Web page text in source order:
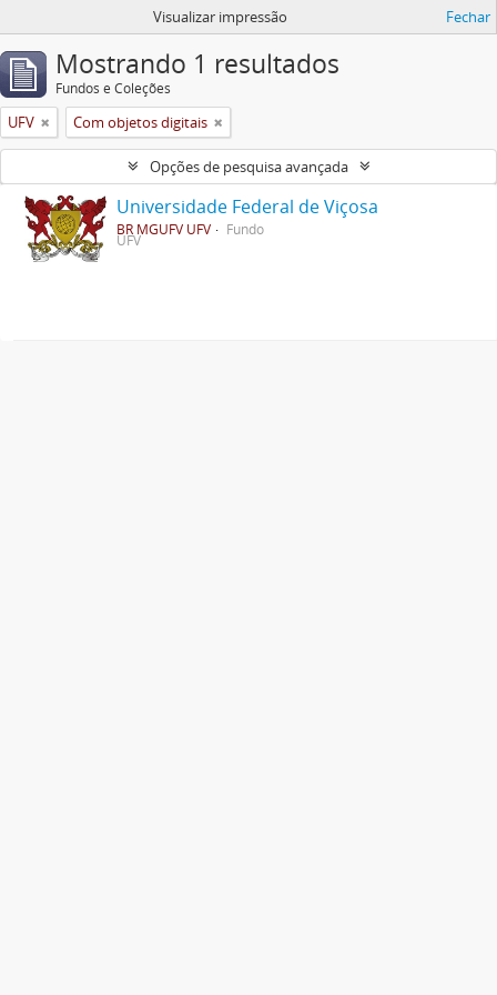
Visualizar impressão Fechar
Mostrando 1 resultados
Fundos e Coleções
UFV Com objetos digitais
Opções de pesquisa avançada
Universidade Federal de Viçosa
BR MGUFV UFV Fundo
UFV